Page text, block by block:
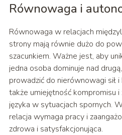
Równowaga i
Równowaga w relacjach
strony mają równie dużo do
szacunkiem. Ważne jest, aby
jedna osoba dominuje nad
prowadzić do nierównowagi sił
także umiejętność kompromisu
języka w sytuacjach spornych.
relacja wymaga pracy i
zdrowa i satysfakcjonująca.